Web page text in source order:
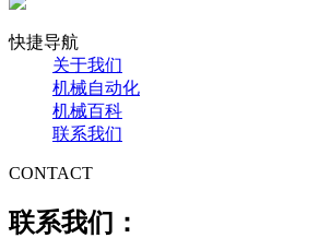
快捷导航
关于我们
机械自动化
机械百科
联系我们
CONTACT
联系我们：